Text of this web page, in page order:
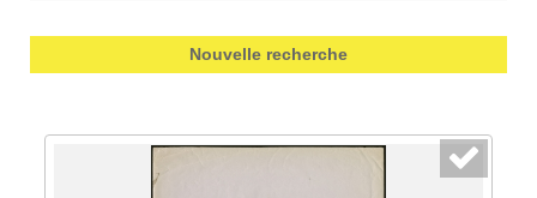
Nouvelle recherche